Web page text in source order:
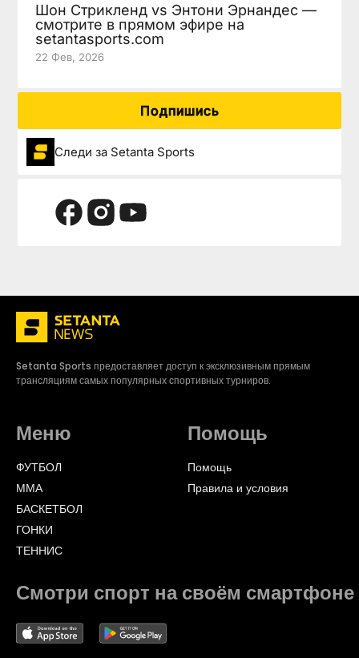
Шон Стрикленд vs Энтони Эрнандес —
смотрите в прямом эфире на
setantasports.com
22 Фев, 2026
Подпишись
Следи за Setanta Sports
Setanta Sports предоставляет доступ к эксклюзивным прямым
трансляциям самых популярных спортивных турниров.
Меню
ФУТБОЛ
ММА
БАСКЕТБОЛ
ГОНКИ
ТЕННИС
Помощь
Помощь
Правила и условия
Смотри спорт на своём смартфоне